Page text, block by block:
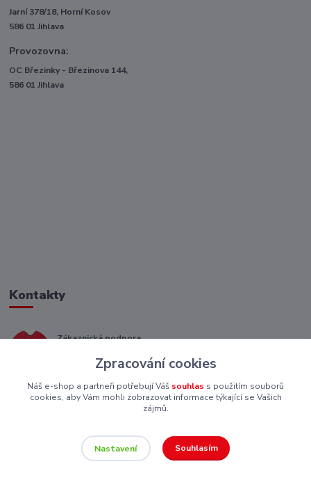
Jarní 378/18, Horní Kosov
586 01 Jihlava
Provozovna:
OC Březinky - Březinova 144,
586 01 Jihlava
Kontakty
Zákaznická podpora
(Po-Pá, 8-16 hod.)
eshop@piskutekzs.cz
Zpracování cookies
Náš e-shop a partneři potřebují Váš souhlas s použitím souborů
cookies, aby Vám mohli zobrazovat informace týkající se Vašich
zájmů.
Nastavení Souhlasím